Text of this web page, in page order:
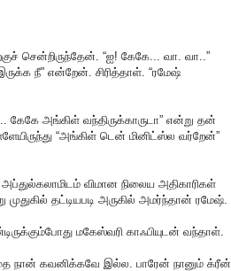
சென்றிருந்தேன். “ஐ! கேகே... வா. வா..”
நீ” என்றேன். சிரித்தாள். “ரமேஷ்
கேகே அங்கிள் வந்திருக்காருடா” என்று தன்
“அங்கிள் டென் மினிட்ஸ்ல வர்றேன்”
விமான நிலைய அதிகாரிகள்
தட்டியபடி அருகில் அமர்ந்தான் ரமேஷ்.
மகேஸ்வரி காஃபியுடன் வந்தாள்.
நான் கவனிக்கவே இல்ல. பாரேன் நானும் க்ரீன்